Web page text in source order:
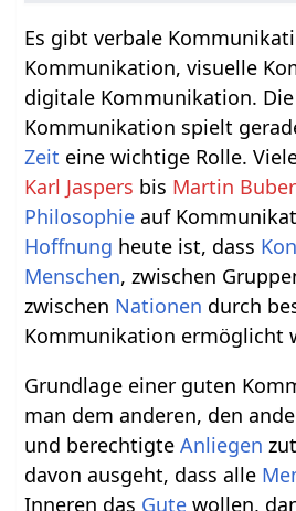
Es gibt verbale
Kommunikation, visuelle
digitale Kommunikation. Die
Kommunikation spielt
Zeit eine wichtige Rolle.
Karl Jaspers bis Martin Buber
Philosophie auf
Hoffnung heute ist, dass
Menschen, zwischen
zwischen Nationen durch
Kommunikation ermöglicht
Grundlage einer guten
man dem anderen, den
und berechtigteAnliegen
davon ausgeht, dass alle
Inneren das Gute wollen,